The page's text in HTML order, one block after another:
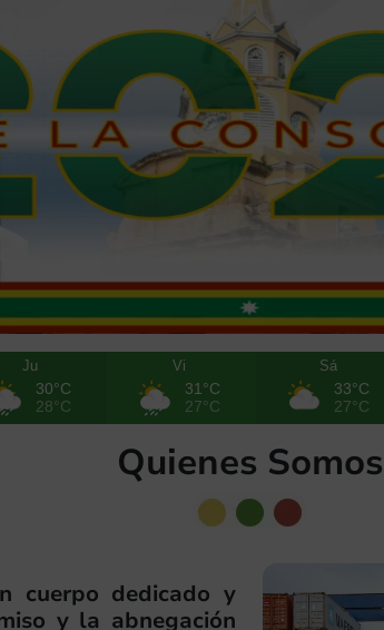
Ju
30°C
28°C
Vi
31°C
27°C
Sá
33°C
27°C
Quienes Somos
cuerpo dedicado y
y la abnegación